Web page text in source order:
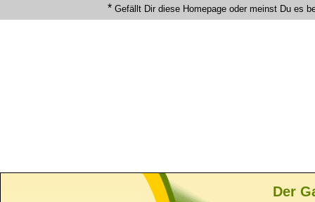
* Gefällt Dir diese Homepage oder meinst Du es
Der